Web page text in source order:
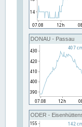
DONAU - Passau
ODER -